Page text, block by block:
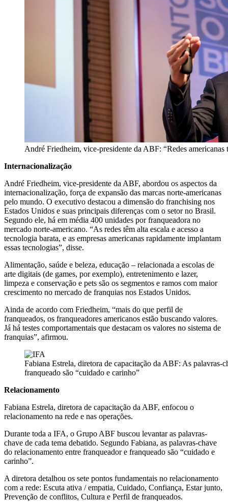
André Friedheim, vice-presidente da ABF: “Redes americanas
Internacionalização
André Friedheim, vice-presidente da ABF, abordou os aspectos da
internacionalização, força de expansão das marcas norte-americanas
pelo mundo. O executivo destacou a dimensão do franchising nos
Estados Unidos e suas principais diferenças com o setor no Brasil.
Segundo ele, há em média 400 unidades por franqueadora no
mercado norte-americano. “As redes têm alta escala e acesso a
tecnologia barata, e as empresas americanas rapidamente implantam
essas tecnologias”, disse.
Alimentação, saúde e beleza, educação – relacionada a escolas de
arte digitais (de games, por exemplo), entretenimento e lazer,
limpeza e conservação e pets são os segmentos e ramos com maior
crescimento no mercado de franquias nos Estados Unidos.
Ainda de acordo com Friedheim, “mais do que perfil de
franqueados, os franqueadores americanos estão buscando valores.
Já há testes comportamentais que destacam os valores no sistema de
franquias”, afirmou.
Fabiana Estrela, diretora de capacitação da ABF: As palavras-
franqueado são “cuidado e carinho”
Relacionamento
Fabiana Estrela, diretora de capacitação da ABF, enfocou o
relacionamento na rede e nas operações.
Durante toda a IFA, o Grupo ABF buscou levantar as palavras-
chave de cada tema debatido. Segundo Fabiana, as palavras-chave
do relacionamento entre franqueador e franqueado são “cuidado e
carinho”.
A diretora detalhou os sete pontos fundamentais no relacionamento
com a rede: Escuta ativa / empatia, Cuidado, Confiança, Estar junto,
Prevenção de conflitos, Cultura e Perfil de franqueados.